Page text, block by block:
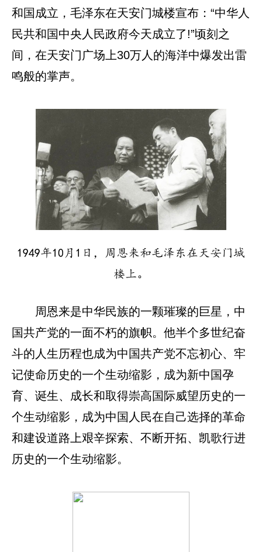
和国成立，毛泽东在天安门城楼宣布：“中华人
民共和国中央人民政府今天成立了!”顷刻之
间，在天安门广场上30万人的海洋中爆发出雷
鸣般的掌声。
1949年10月1日，周恩来和毛泽东在天安门城
楼上。
周恩来是中华民族的一颗璀璨的巨星，中
国共产党的一面不朽的旗帜。他半个多世纪奋
斗的人生历程也成为中国共产党不忘初心、牢
记使命历史的一个生动缩影，成为新中国孕
育、诞生、成长和取得崇高国际威望历史的一
个生动缩影，成为中国人民在自己选择的革命
和建设道路上艰辛探索、不断开拓、凯歌行进
历史的一个生动缩影。